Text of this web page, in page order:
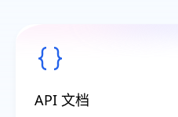
API 文档